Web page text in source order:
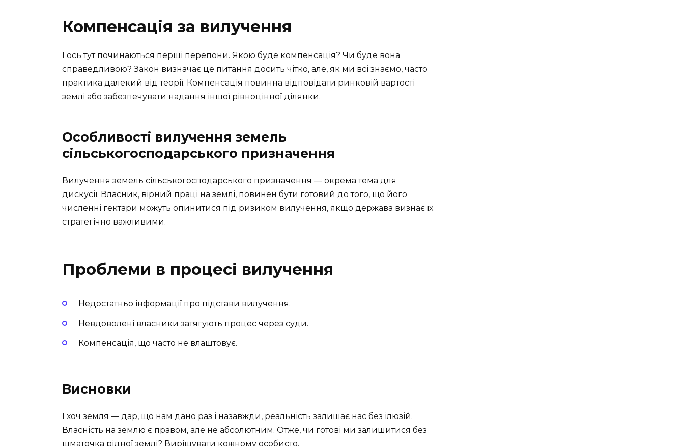
Компенсація за вилучення
І ось тут починаються перші перепони. Якою буде компенсація? Чи буде вона
справедливою? Закон визначає це питання досить чітко, але, як ми всі знаємо, часто
практика далекий від теорії. Компенсація повинна відповідати ринковій вартості
землі або забезпечувати надання іншої рівноцінної ділянки.
Особливості вилучення земель
сільськогосподарського призначення
Вилучення земель сільськогосподарського призначення — окрема тема для
дискусії. Власник, вірний праці на землі, повинен бути готовий до того, що його
численні гектари можуть опинитися під ризиком вилучення, якщо держава визнає їх
стратегічно важливими.
Проблеми в процесі вилучення
Недостатньо інформації про підстави вилучення.
Невдоволені власники затягують процес через суди.
Компенсація, що часто не влаштовує.
Висновки
І хоч земля — дар, що нам дано раз і назавжди, реальність залишає нас без ілюзій.
Власність на землю є правом, але не абсолютним. Отже, чи готові ми залишитися без
шматочка рідної землі? Вирішувати кожному особисто.